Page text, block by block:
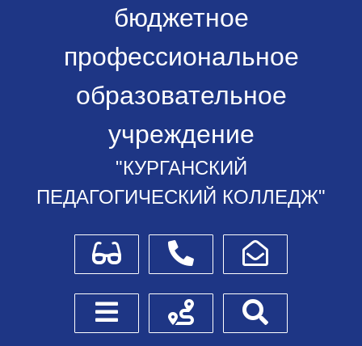
бюджетное
профессиональное
образовательное
учреждение
"КУРГАНСКИЙ
ПЕДАГОГИЧЕСКИЙ КОЛЛЕДЖ"
Для слабовидящихТелефоныНаписать обращение
Боковое менюСхема проезда